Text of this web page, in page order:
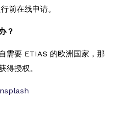
前在线申请。
？
需要 ETIAS 的欧洲国家，那
得授权。